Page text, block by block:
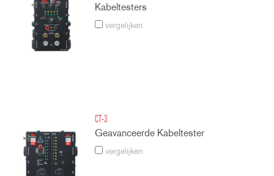
Kabeltesters
vergelijken
CT-3
Geavanceerde Kabeltester
vergelijken